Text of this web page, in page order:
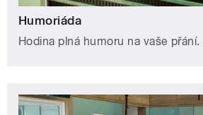
Humoriáda
Hodina plná humoru na vaše přání.